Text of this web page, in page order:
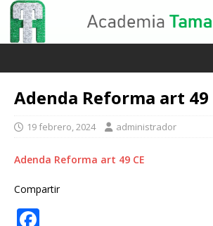
Adenda Reforma art 49
19 febrero, 2024 administrador
Adenda Reforma art 49 CE
Compartir